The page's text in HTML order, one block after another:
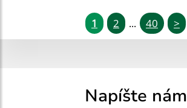
1 2 ... 40 >
Napíšte nám